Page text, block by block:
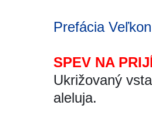
Prefácia
SPEV NA
Ukrižovaný
aleluja.